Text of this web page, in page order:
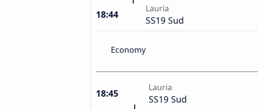
18:44 Lauria
SS19 Sud
Economy
18:45 Lauria
SS19 Sud